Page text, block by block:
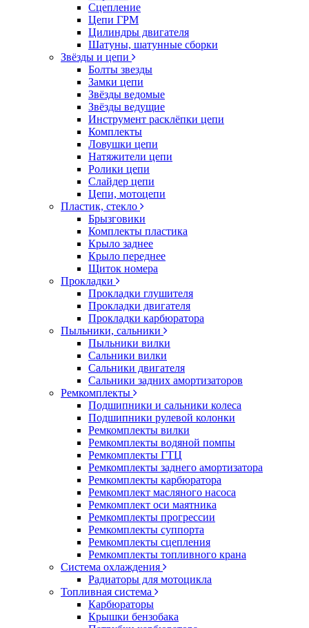
Сцепление
Цепи ГРМ
Цилиндры двигателя
Шатуны, шатунные сборки
Звёзды и цепи
Болты звезды
Замки цепи
Звёзды ведомые
Звёзды ведущие
Инструмент расклёпки цепи
Комплекты
Ловушки цепи
Натяжители цепи
Ролики цепи
Слайдер цепи
Цепи, мотоцепи
Пластик, стекло
Брызговики
Комплекты пластика
Крыло заднее
Крыло переднее
Щиток номера
Прокладки
Прокладки глушителя
Прокладки двигателя
Прокладки карбюратора
Пыльники, сальники
Пыльники вилки
Сальники вилки
Сальники двигателя
Сальники задних амортизаторов
Ремкомплекты
Подшипники и сальники колеса
Подшипники рулевой колонки
Ремкомплекты вилки
Ремкомплекты водяной помпы
Ремкомплекты ГТЦ
Ремкомплекты заднего амортизатора
Ремкомплекты карбюратора
Ремкомплект масляного насоса
Ремкомплект оси маятника
Ремкомплекты прогрессии
Ремкомплекты суппорта
Ремкомплекты сцепления
Ремкомплекты топливного крана
Система охлаждения
Радиаторы для мотоцикла
Топливная система
Карбюраторы
Крышки бензобака